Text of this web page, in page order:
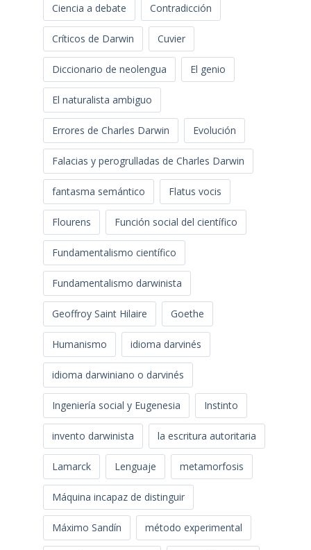
Ciencia a debate Contradicción
Críticos de Darwin Cuvier
Diccionario de neolengua El genio
El naturalista ambiguo
Errores de Charles Darwin Evolución
Falacias y perogrulladas de Charles Darwin
fantasma semántico Flatus vocis
Flourens Función social del científico
Fundamentalismo científico
Fundamentalismo darwinista
Geoffroy Saint Hilaire Goethe
Humanismo idioma darvinés
idioma darwiniano o darvinés
Ingeniería social y Eugenesia Instinto
invento darwinista la escritura autoritaria
Lamarck Lenguaje metamorfosis
Máquina incapaz de distinguir
Máximo Sandín método experimental